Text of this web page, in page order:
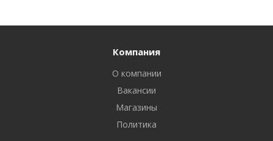
Компания
О компании
Вакансии
Магазины
Политика